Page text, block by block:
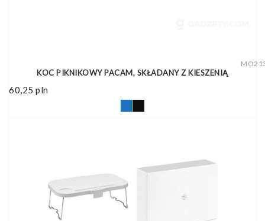
KOC PIKNIKOWY PACAM, SKŁADANY Z KIESZENIĄ
60,25 pln